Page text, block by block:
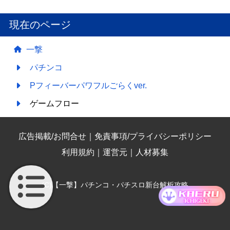
現在のページ
一撃
パチンコ
Pフィーバーパワフルごらくver.
ゲームフロー
広告掲載/お問合せ
免責事項/プライバシーポリシー
利用規約
運営元 人材募集
(C)【一撃】パチンコ・パチスロ新台解析攻略